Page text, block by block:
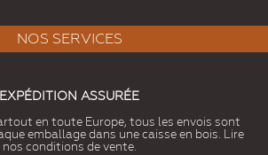
NOS SERVICES
EXPÉDITION ASSURÉE
en toute Europe, tous les envois sont
emballage dans une caisse en bois. Lire
nos conditions de vente.